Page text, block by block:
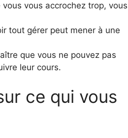
vous accrochez trop, vous
tout gérer peut mener à une
que vous ne pouvez pas
leur cours.
ce qui vous